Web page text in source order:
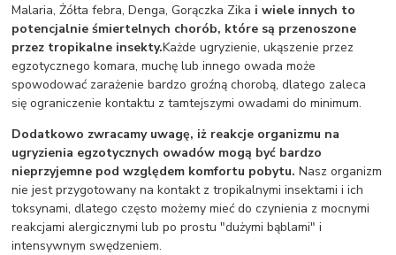
Malaria, Żółta febra, Denga, Gorączka Zika i wiele innych to
potencjalnie śmiertelnych chorób, które są przenoszone
przez tropikalne insekty.Każde ugryzienie, ukąszenie przez
egzotycznego komara, muchę lub innego owada może
spowodować zarażenie bardzo groźną chorobą, dlatego zaleca
się ograniczenie kontaktu z tamtejszymi owadami do minimum.
Dodatkowo zwracamy uwagę, iż reakcje organizmu na
ugryzienia egzotycznych owadów mogą być bardzo
nieprzyjemne pod względem komfortu pobytu. Nasz organizm
nie jest przygotowany na kontakt z tropikalnymi insektami i ich
toksynami, dlatego często możemy mieć do czynienia z mocnymi
reakcjami alergicznymi lub po prostu "dużymi bąblami" i
intensywnym swędzeniem.